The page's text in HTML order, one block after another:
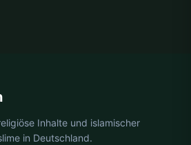
Inhalte und islamischer
in Deutschland.